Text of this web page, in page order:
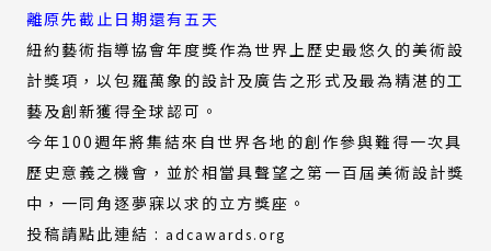
離原先截止日期還有五天
紐約藝術指導協會年度獎作為世界上歷史最悠久的美術設
計獎項，以包羅萬象的設計及廣告之形式及最為精湛的工
藝及創新獲得全球認可。
今年100週年將集結來自世界各地的創作參與難得一次具
歷史意義之機會，並於相當具聲望之第一百屆美術設計獎
中，一同角逐夢寐以求的立方獎座。
投稿請點此連結 : adcawards.org